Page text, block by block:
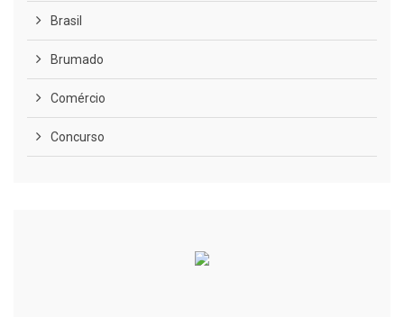
Brasil
Brumado
Comércio
Concurso